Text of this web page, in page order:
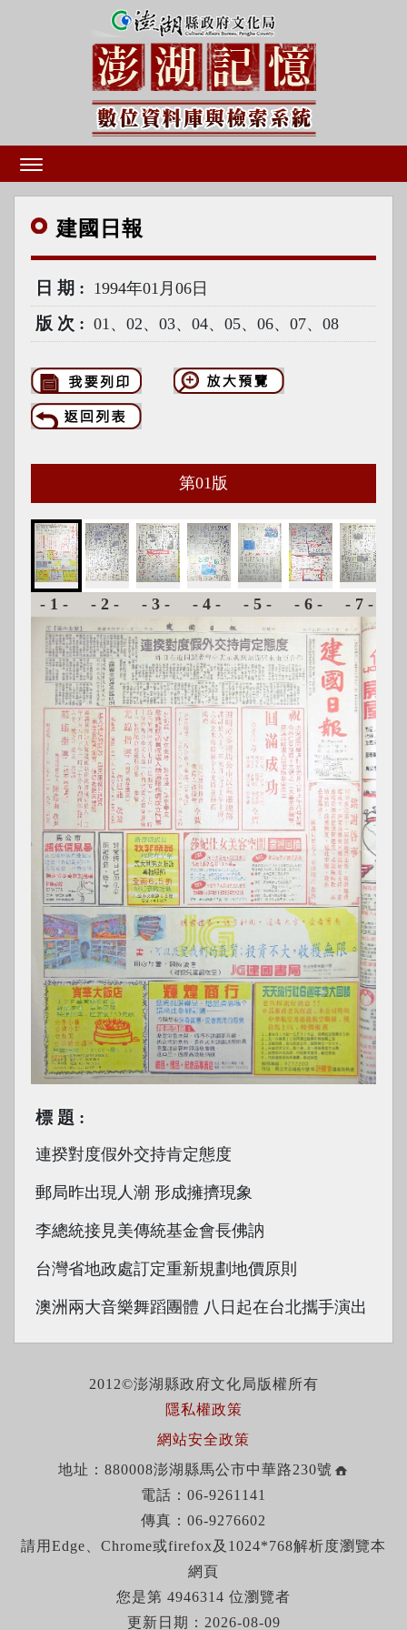
建國 日報
日期 1994年01月06日
版次 01、02、03、04、05、06、07、08
第01 版
-1- -2- -3- -4- -5- -6- -7-
標題
連揆對度假外交持肯定態度
郵局昨出現人潮 形成擁擠現象
李總統接見美傳統基金會長佛訥
台灣省地政處訂定重新規劃地價原則
澳洲兩大音樂舞蹈團體 八日起在台北攜手演出
2012©澎湖縣政府文化局版權所有
隱私權政策
網站安全政策
地址：880008澎湖縣馬公市中華路230號
電話：06-9261141
傳真：06-9276602
請用Edge、Chrome或firefox及1024*768解析度瀏覽本
網頁
您是第 4946314 位瀏覽者
更新日期：2026-08-09